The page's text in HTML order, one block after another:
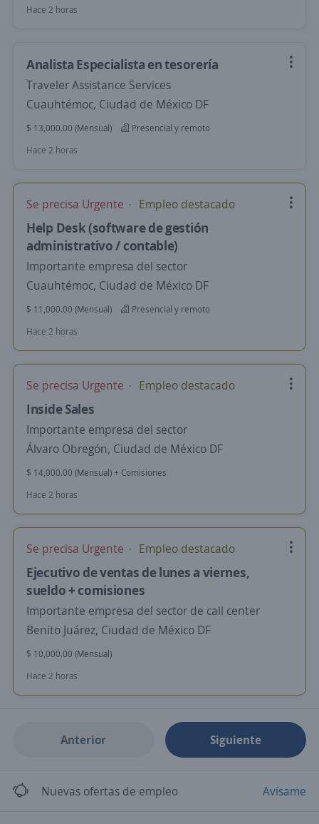
Hace 2 horas
Analista Especialista en tesorería
Traveler Assistance Services
Cuauhtémoc, Ciudad de México DF
$ 13,000.00 (Mensual)
Presencial y remoto
Hace 2 horas
Se precisa Urgente Empleo destacado
Help Desk (software de gestión
administrativo / contable)
Importante empresa del sector
Cuauhtémoc, Ciudad de México DF
$ 11,000.00 (Mensual)
Presencial y remoto
Hace 2 horas
Se precisa Urgente Empleo destacado
Inside Sales
Importante empresa del sector
Álvaro Obregón, Ciudad de México DF
$ 14,000.00 (Mensual) + Comisiones
Hace 2 horas
Se precisa Urgente Empleo destacado
Ejecutivo de ventas de lunes a viernes,
sueldo + comisiones
Importante empresa del sector de call center
Benito Juárez, Ciudad de México DF
$ 10,000.00 (Mensual)
Hace 2 horas
Anterior Siguiente
Nuevas ofertas de empleo Avísame